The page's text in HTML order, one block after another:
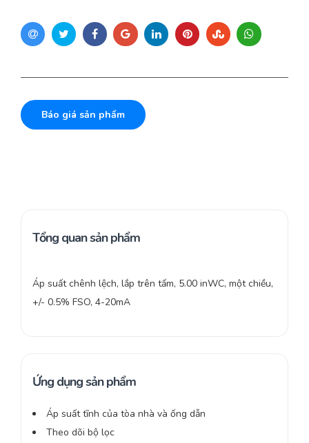
Báo giá sản phẩm
Tổng quan sản phẩm
Áp suất chênh lệch, lắp trên tấm, 5.00 inWC, một chiều,
+/- 0.5% FSO, 4-20mA
Ứng dụng sản phẩm
Áp suất tĩnh của tòa nhà và ống dẫn
Theo dõi bộ lọc